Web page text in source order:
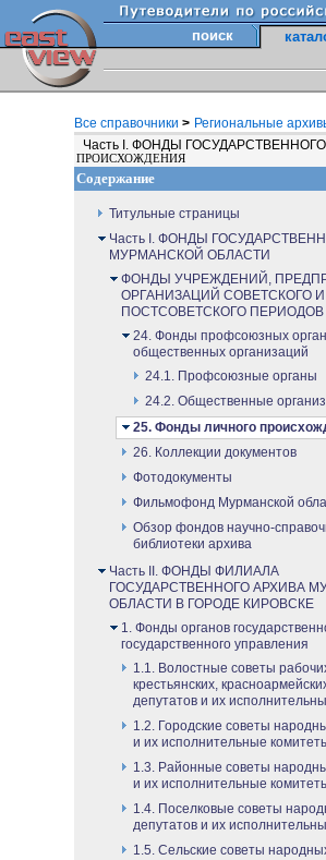
поиск
Все справочники > Региональные
Часть I. ФОНДЫ
ПРОИСХОЖДЕНИЯ
Содержание
Титульные страницы
Часть I. ФОНДЫ
МУРМАНСКОЙ ОБЛАСТИ
ФОНДЫ УЧРЕЖДЕНИЙ,
ОРГАНИЗАЦИЙ СОВЕТСКОГО И
ПОСТСОВЕТСКОГО ПЕРИОДОВ
24. Фонды профсоюзных
общественных организаций
24.1. Профсоюзные органы
24.2. Общественные
25. Фонды личного
26. Коллекции документов
Фотодокументы
Фильмофонд Мурманской
Обзор фондов научно-
библиотеки архива
Часть II. ФОНДЫ ФИЛИАЛА
ГОСУДАРСТВЕННОГО АРХИВА
ОБЛАСТИ В ГОРОДЕ КИРОВСКЕ
1. Фонды органов
государственного управления
1.1. Волостные советы
крестьянских,
депутатов и их
1.2. Городские советы
и их исполнительные
1.3. Районные советы
и их исполнительные
1.4. Поселковые советы
депутатов и их
1.5. Сельские советы